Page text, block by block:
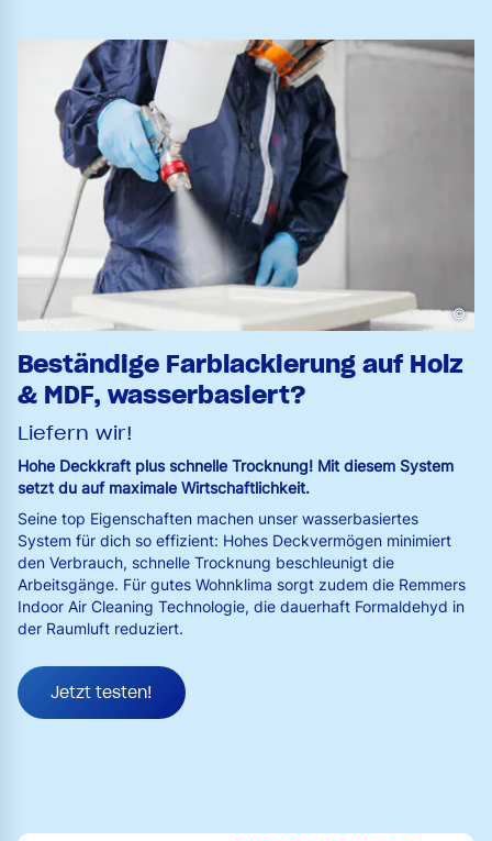
Beständige Farblackierung auf Holz
& MDF, wasserbasiert?
Liefern wir!
Hohe Deckkraft plus schnelle Trocknung! Mit diesem System
setzt du auf maximale Wirtschaftlichkeit.
Seine top Eigenschaften machen unser wasserbasiertes
System für dich so effizient: Hohes Deckvermögen minimiert
den Verbrauch, schnelle Trocknung beschleunigt die
Arbeitsgänge. Für gutes Wohnklima sorgt zudem die Remmers
Indoor Air Cleaning Technologie, die dauerhaft Formaldehyd in
der Raumluft reduziert.
Jetzt testen!
©